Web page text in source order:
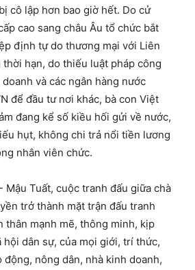
cô lập hơn bao giờ hết. Do cử
cao sang châu Âu tổ chức bắt
định tự do thương mại với Liên
hạn, do thiếu luật pháp công
và các ngân hàng nước
để đầu tư nơi khác, bà con Việt
đang kể số kiều hối gửi về nước,
hụt, không chi trả nổi tiền lương
nhân viên chức.
Mậu Tuất, cuộc tranh đấu giữa chà
trở thành mặt trận đấu tranh
thân mạnh mẽ, thông minh, kịp
dân sự, của mọi giới, trí thức,
nông dân, nhà kinh doanh,